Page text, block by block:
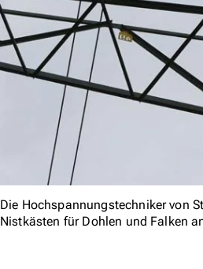
Die Hochspannungstechniker von
Nistkästen für Dohlen und Falken